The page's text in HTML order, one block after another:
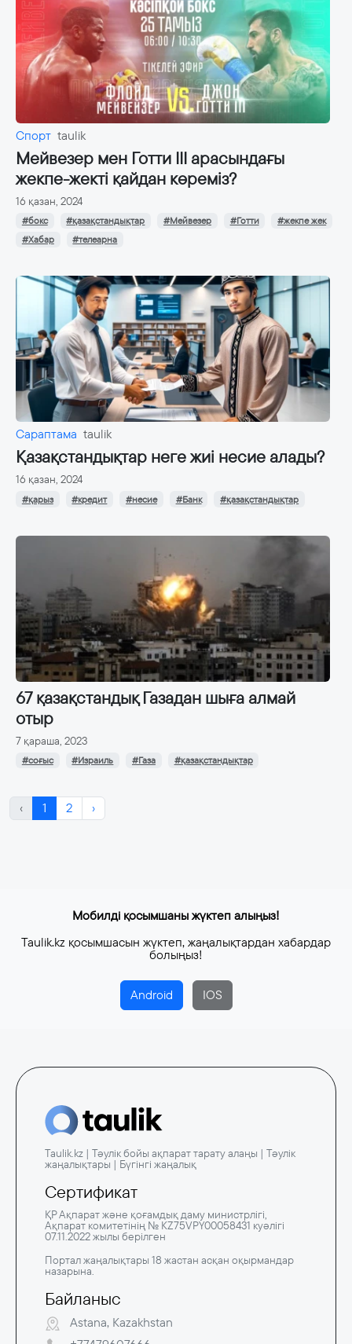
Спорт taulik
Мейвезер мен Готти ІІІ арасындағы
жекпе-жекті қайдан көреміз?
16 қазан, 2024
#бокс #қазақстандықтар #Мейвезер #Готти
#жекпе жек
#Хабар
#телеарна
Сараптама taulik
Қазақстандықтар неге жиі несие алады?
16 қазан, 2024
#қарыз #кредит #несие #Банк #қазақстандықтар
67 қазақстандық Газадан шыға алмай
отыр
7 қараша, 2023
#соғыс #Израиль #Газа #қазақстандықтар
‹ 1 2 ›
Мобилді қосымшаны жүктеп алыңыз!
Taulik.kz қосымшасын жүктеп, жаңалықтардан хабардар
болыңыз!
Android IOS
Taulik.kz | Тәулік бойы ақпарат тарату алаңы | Тәулік
жаңалықтары | Бүгінгі жаңалық
Сертификат
ҚР Ақпарат және қоғамдық даму министрлігі,
Ақпарат комитетінің № KZ75VPY00058431 куәлігі
07.11.2022 жылы берілген
Портал жаңалықтары 18 жастан асқан оқырмандар
назарына.
Байланыс
Astana, Kazakhstan